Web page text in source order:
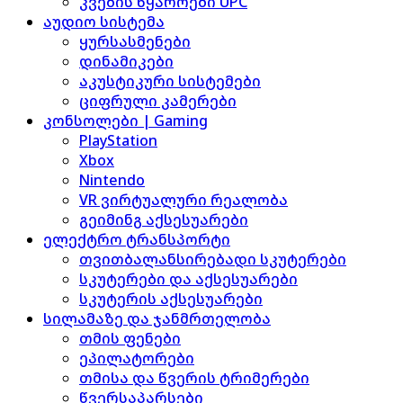
აუდიო სისტემა
ყურსასმენები
დინამიკები
აკუსტიკური სისტემები
ციფრული კამერები
კონსოლები | Gaming
PlayStation
Xbox
Nintendo
VR ვირტუალური რეალობა
გეიმინგ აქსესუარები
ელექტრო ტრანსპორტი
თვითბალანსირებადი სკუტერები
სკუტერები და აქსესუარები
სკუტერის აქსესუარები
სილამაზე და ჯანმრთელობა
თმის ფენები
ეპილატორები
თმისა და წვერის ტრიმერები
წვერსაპარსები